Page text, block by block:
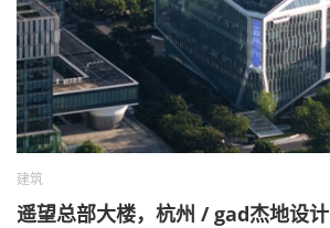
建筑
遥望总部大楼，杭州 / gad杰地设计